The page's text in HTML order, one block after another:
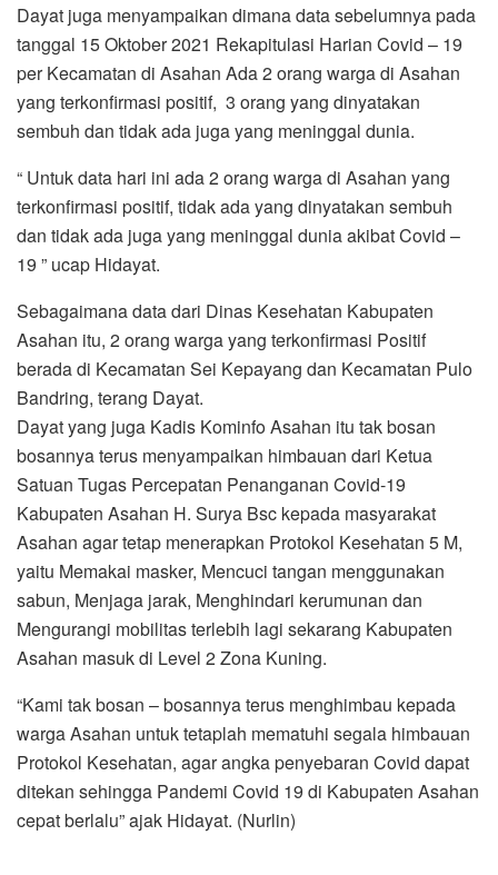
Dayat juga menyampaikan dimana data sebelumnya pada
tanggal 15 Oktober 2021 Rekapitulasi Harian Covid – 19
per Kecamatan di Asahan Ada 2 orang warga di Asahan
yang terkonfirmasi positif, 3 orang yang dinyatakan
sembuh dan tidak ada juga yang meninggal dunia.
“ Untuk data hari ini ada 2 orang warga di Asahan yang
terkonfirmasi positif, tidak ada yang dinyatakan sembuh
dan tidak ada juga yang meninggal dunia akibat Covid –
19 ” ucap Hidayat.
Sebagaimana data dari Dinas Kesehatan Kabupaten
Asahan itu, 2 orang warga yang terkonfirmasi Positif
berada di Kecamatan Sei Kepayang dan Kecamatan Pulo
Bandring, terang Dayat.
Dayat yang juga Kadis Kominfo Asahan itu tak bosan
bosannya terus menyampaikan himbauan dari Ketua
Satuan Tugas Percepatan Penanganan Covid-19
Kabupaten Asahan H. Surya Bsc kepada masyarakat
Asahan agar tetap menerapkan Protokol Kesehatan 5 M,
yaitu Memakai masker, Mencuci tangan menggunakan
sabun, Menjaga jarak, Menghindari kerumunan dan
Mengurangi mobilitas terlebih lagi sekarang Kabupaten
Asahan masuk di Level 2 Zona Kuning.
“Kami tak bosan – bosannya terus menghimbau kepada
warga Asahan untuk tetaplah mematuhi segala himbauan
Protokol Kesehatan, agar angka penyebaran Covid dapat
ditekan sehingga Pandemi Covid 19 di Kabupaten Asahan
cepat berlalu” ajak Hidayat. (Nurlin)